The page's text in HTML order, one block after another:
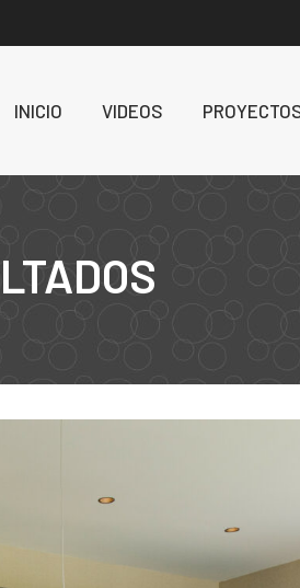
INICIO VIDEOS